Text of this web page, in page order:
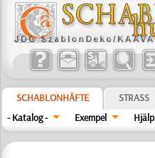
SCHABLONHÄFTE
STRASS
- Katalog -
Exempel Hjälp